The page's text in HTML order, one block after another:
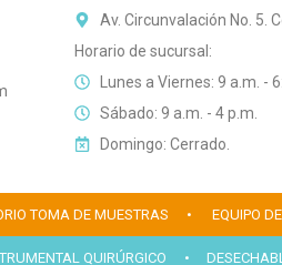
Av. Circunvalación No. 5.
Horario de sucursal:
Lunes a Viernes: 9 a.m. -
Sábado: 9 a.m. - 4 p.m.
Domingo: Cerrado.
TOMA DE MUESTRAS • EQUIPO DE
QUIRÚRGICO •